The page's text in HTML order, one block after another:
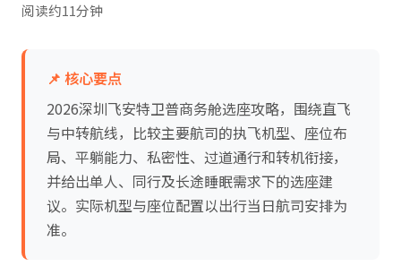
阅读约11分钟
📌 核心要点
2026深圳飞安特卫普商务舱选座攻略，围绕直飞
与中转航线，比较主要航司的执飞机型、座位布
局、平躺能力、私密性、过道通行和转机衔接，
并给出单人、同行及长途睡眠需求下的选座建
议。实际机型与座位配置以出行当日航司安排为
准。